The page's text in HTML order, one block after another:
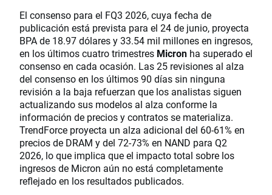
El consenso para el FQ3 2026, cuya fecha de
publicación está prevista para el 24 de junio, proyecta
BPA de 18.97 dólares y 33.54 mil millones en ingresos,
en los últimos cuatro trimestres Micron ha superado el
consenso en cada ocasión. Las 25 revisiones al alza
del consenso en los últimos 90 días sin ninguna
revisión a la baja refuerzan que los analistas siguen
actualizando sus modelos al alza conforme la
información de precios y contratos se materializa.
TrendForce proyecta un alza adicional del 60-61% en
precios de DRAM y del 72-73% en NAND para Q2
2026, lo que implica que el impacto total sobre los
ingresos de Micron aún no está completamente
reflejado en los resultados publicados.